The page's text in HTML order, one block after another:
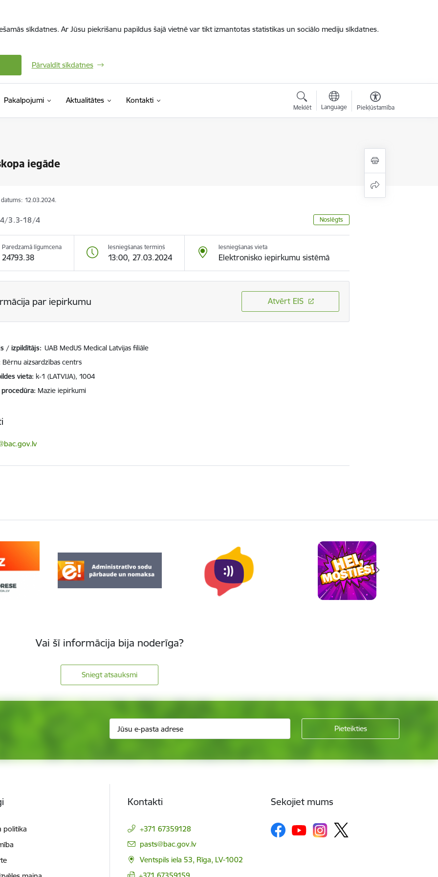
sīkdatnes. Ar Jūsu piekrišanu papildus šajā vietnē var tikt izmantotas statistikas un sociālo mediju sīkdatnes.
Pārvaldīt sīkdatnes
Pakalpojumi Aktualitātes Kontakti
Meklēt Language Piekļūstamība
iegāde
12.03.2024.
3.3-18/4 Noslēgts
Paredzamā līgumcena
24793.38
Iesniegšanas termiņš
13:00, 27.03.2024
Iesniegšanas vieta
Elektronisko iepirkumu sistēmā
par iepirkumu Atvērt EIS
/ izpildītājs: UAB MedUS Medical Latvijas filiāle
Bērnu aizsardzības centrs
vieta k-1 (LATVIJA), 1004
Mazie iepirkumi
Vai šī informācija bija noderīga?
Sniegt atsauksmi
politika
Kontakti
+371 67359128
E-pasts:
pasts@bac.gov.lv
Ventspils iela 53, Rīga, LV-1002
Sekojiet mums